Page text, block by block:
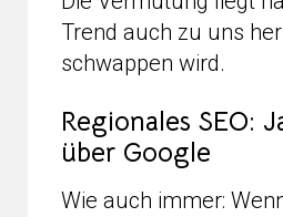
Trend auch zu uns
schwappen wird.
Regionales SEO:
über Google
Wie auch immer: